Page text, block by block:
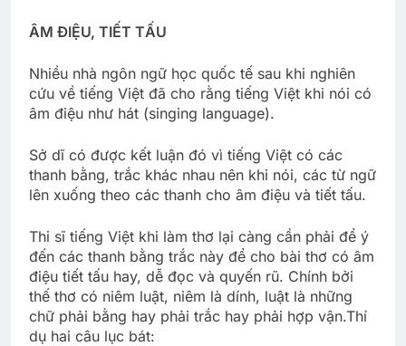
ÂM ĐIỆU, TIẾT TẤU
Nhiều nhà ngôn ngữ học quốc tế sau khi nghiên
cứu về tiếng Việt đã cho rằng tiếng Việt khi nói có
âm điệu như hát (singing language).
Sở dĩ có được kết luận đó vì tiếng Việt có các
thanh bằng, trắc khác nhau nên khi nói, các từ ngữ
lên xuống theo các thanh cho âm điệu và tiết tấu.
Thi sĩ tiếng Việt khi làm thơ lại càng cần phải để ý
đến các thanh bằng trắc này để cho bài thơ có âm
điệu tiết tấu hay, dễ đọc và quyến rũ. Chính bởi
thế thơ có niêm luật, niêm là dính, luật là những
chữ phải bằng hay phải trắc hay phải hợp vận.Thí
dụ hai câu lục bát: